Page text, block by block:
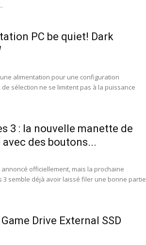
PC be quiet! Dark
alimentation pour une configuration
sélection ne se limitent pas à la puissance
3 : la nouvelle manette de
des boutons...
annoncé officiellement, mais la prochaine
3 semble déjà avoir laissé filer une bonne partie
Drive External SSD